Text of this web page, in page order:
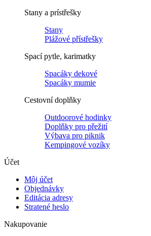
Stany a prístřešky
Stany
Plážové přístřešky
Spací pytle, karimatky
Spacáky dekové
Spacáky mumie
Cestovní doplňky
Outdoorové hodinky
Doplňky pro přežití
Výbava pro piknik
Kempingové vozíky
Účet
Môj účet
Objednávky
Editácia adresy
Stratené heslo
Nakupovanie